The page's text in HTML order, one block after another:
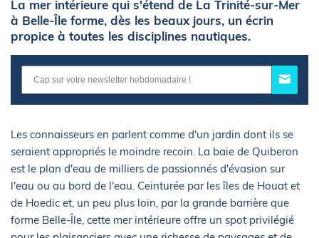
La mer intérieure qui s'étend de La Trinité-sur-Mer
à Belle-Île forme, dès les beaux jours, un écrin
propice à toutes les disciplines nautiques.
Les connaisseurs en parlent comme d'un jardin dont ils se
seraient appropriés le moindre recoin. La baie de Quiberon
est le plan d'eau de milliers de passionnés d'évasion sur
l'eau ou au bord de l'eau. Ceinturée par les îles de Houat et
de Hoedic et, un peu plus loin, par la grande barrière que
forme Belle-Île, cette mer intérieure offre un spot privilégié